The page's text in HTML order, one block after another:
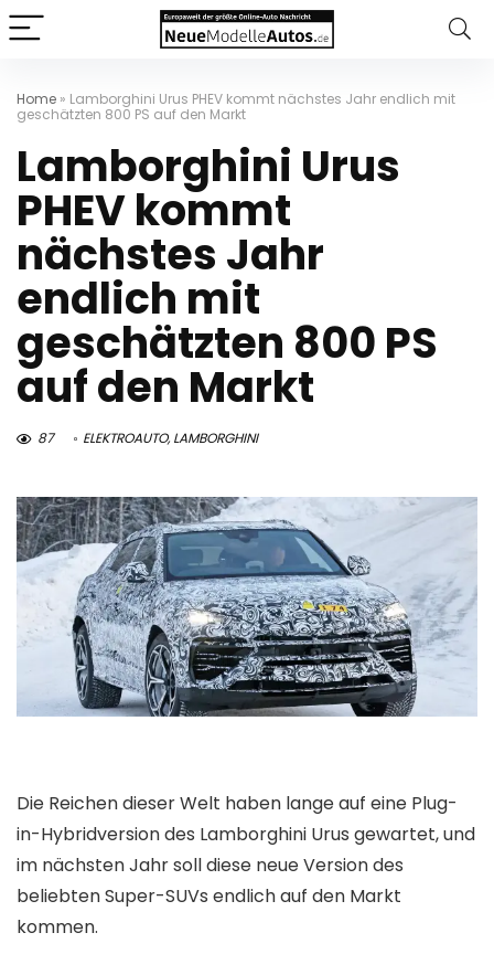
Home » Lamborghini Urus PHEV kommt nächstes Jahr endlich mit
geschätzten 800 PS auf den Markt
Lamborghini Urus
PHEV kommt
nächstes Jahr
endlich mit
geschätzten 800 PS
auf den Markt
87 ELEKTROAUTO,LAMBORGHINI
Die Reichen dieser Welt haben lange auf eine Plug-
in-Hybridversion des Lamborghini Urus gewartet, und
im nächsten Jahr soll diese neue Version des
beliebten Super-SUVs endlich auf den Markt
kommen.